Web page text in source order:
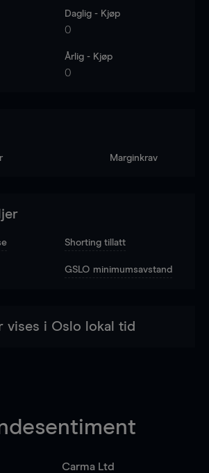
Daglig - Kjøp
0
Årlig - Kjøp
0
Marginkrav
Shorting tillatt
GSLO minimumsavstand
vises i Oslo lokal tid
Carma Ltd